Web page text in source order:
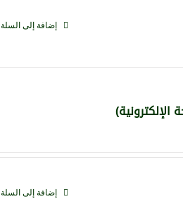
إضافة إلى السلة
إضافة إلى السلة